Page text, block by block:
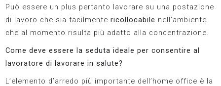
Può essere un plus pertanto lavorare su una postazione
di lavoro che sia facilmente ricollocabile nell’ambiente
che al momento risulta più adatto alla concentrazione.
Come deve essere la seduta ideale per consentire al
lavoratore di lavorare in salute?
L’elemento d’arredo più importante dell’home office è la